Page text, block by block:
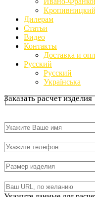
Кропивницкий
Дилерам
Статьи
Видео
Контакты
Доставка и
Русский
Русский
Українська
Заказать расчет изделия
это
поле